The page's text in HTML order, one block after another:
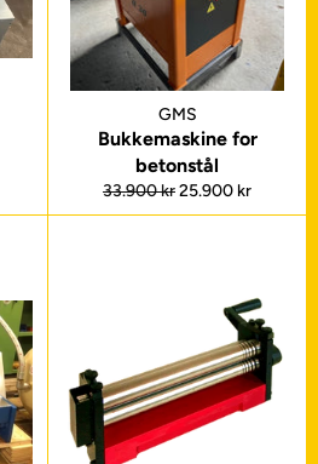
GMS
Bukkemaskine for
betonstål
Normalpris
33.900 krUdsalgspris
25.900 kr